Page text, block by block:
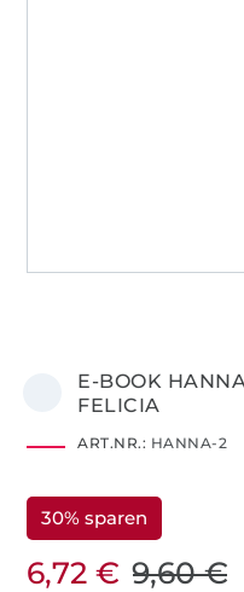
E-BOOK
FELICIA
ART.NR.: HANNA-2
30% sparen
6,72 € 9,60 €